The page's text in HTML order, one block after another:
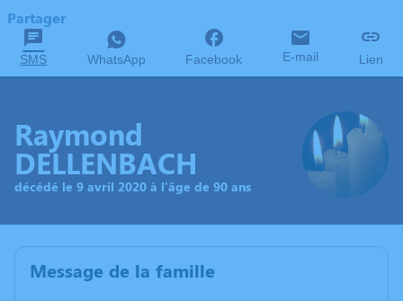
Partager
SMS WhatsApp Facebook E-mail Lien
Raymond
DELLENBACH
décédé le 9 avril 2020 à l'âge de 90 ans
Message de la famille